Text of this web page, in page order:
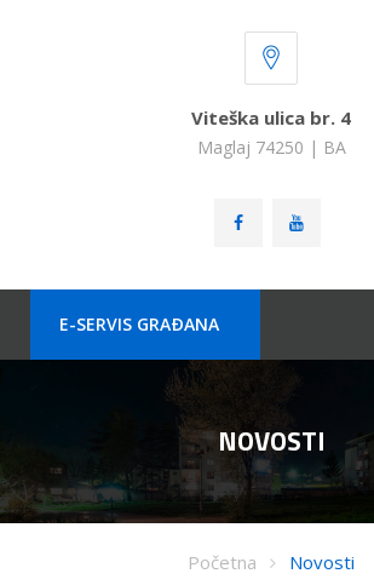
Viteška ulica br. 4
Maglaj 74250 | BA
E-SERVIS GRAÐANA
NOVOSTI
Početna Novosti